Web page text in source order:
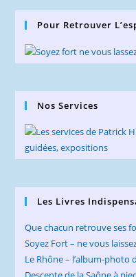
Pour Retrouver
Nos Services
Les Livres
Que chacun retrouve ses
Soyez Fort – ne vous
Le Rhône – l’album-photo